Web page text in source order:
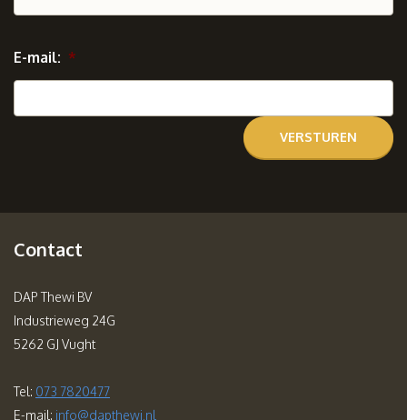
E-mail: *
Contact
DAP Thewi BV
Industrieweg 24G
5262 GJ Vught
Tel: 073 7820477
E-mail: info@dapthewi.nl